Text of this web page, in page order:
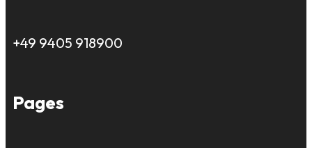
+49 9405 918900
Pages